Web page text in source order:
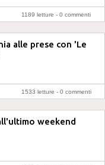
1189 letture - 0 commenti
alle prese con 'Le
1533 letture - 0 commenti
weekend